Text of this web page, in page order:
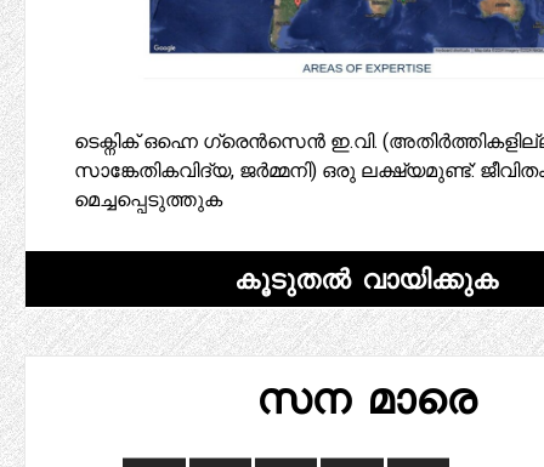
ടെക്നിക് ഒഹ്നെ ഗ്രെൻസെൻ ഇ.വി.
സാങ്കേതികവിദ്യ, ജർമ്മനി) ഒരു ലക്ഷ്യമുണ്ട്:
മെച്ചപ്പെടുത്തുക
കൂടുതൽ വായിക്കുക
സന മാരെ